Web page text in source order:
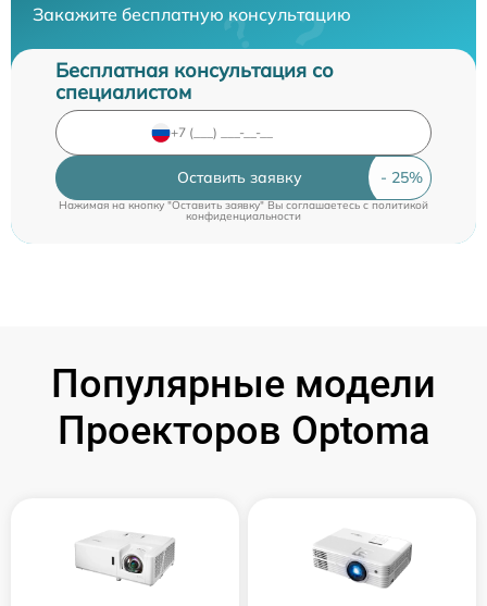
Закажите бесплатную консультацию
Бесплатная консультация со
специалистом
Оставить заявку
Нажимая на кнопку "Оставить заявку" Вы соглашаетесь cполитикой
конфиденциальности
Популярные модели
Проекторов Optoma